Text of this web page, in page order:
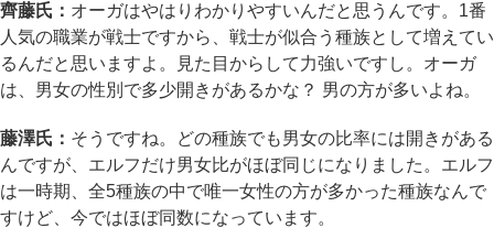
齊藤氏： オーガはやはりわかりやすいんだと思うんです。1番
人気の職業が戦士ですから、戦士が似合う種族として増えてい
るんだと思いますよ。見た目からして力強いですし。オーガ
は、男女の性別で多少開きがあるかな？ 男の方が多いよね。
藤澤氏： そうですね。どの種族でも男女の比率には開きがある
んですが、エルフだけ男女比がほぼ同じになりました。エルフ
は一時期、全5種族の中で唯一女性の方が多かった種族なんで
すけど、今ではほぼ同数になっています。